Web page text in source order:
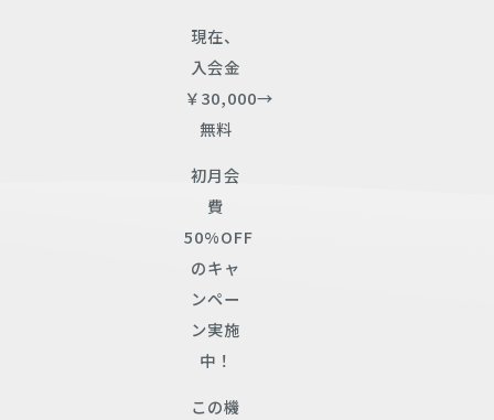
現在、
入会金
￥30,000→
無料
初月会
費
50%OFF
のキャ
ンペー
ン実施
中！
この機